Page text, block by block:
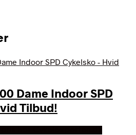
Dame Indoor SPD
Tilbud!